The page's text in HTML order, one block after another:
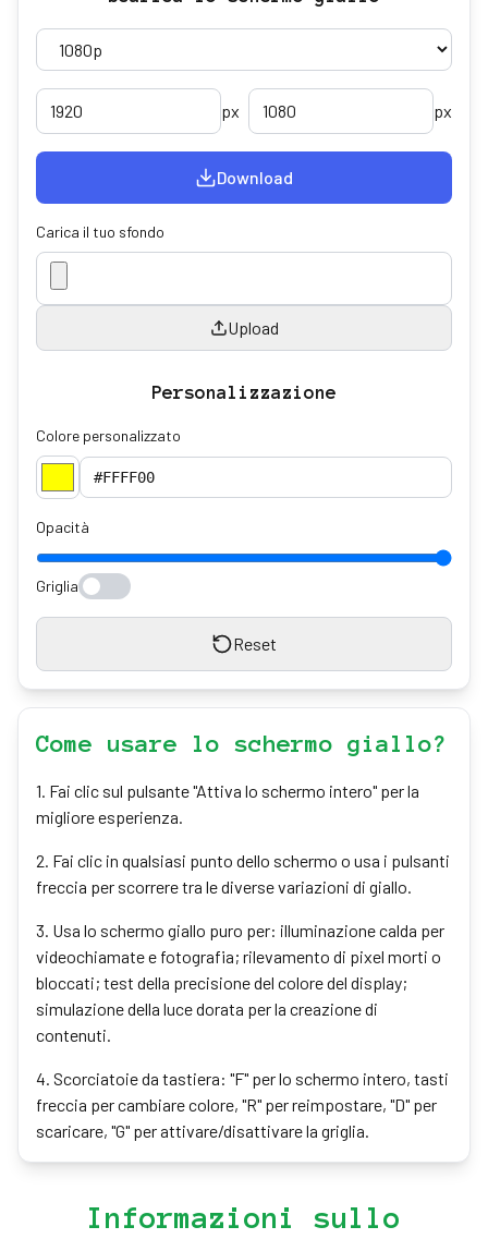
px px
Download
Carica il tuo sfondo
Upload
Personalizzazione
Colore personalizzato
Opacità
Griglia
Reset
Come usare lo schermo giallo?
1. Fai clic sul pulsante "Attiva lo schermo intero" per la
migliore esperienza.
2. Fai clic in qualsiasi punto dello schermo o usa i pulsanti
freccia per scorrere tra le diverse variazioni di giallo.
3. Usa lo schermo giallo puro per: illuminazione calda per
videochiamate e fotografia; rilevamento di pixel morti o
bloccati; test della precisione del colore del display;
simulazione della luce dorata per la creazione di
contenuti.
4. Scorciatoie da tastiera: "F" per lo schermo intero, tasti
freccia per cambiare colore, "R" per reimpostare, "D" per
scaricare, "G" per attivare/disattivare la griglia.
Informazioni sullo